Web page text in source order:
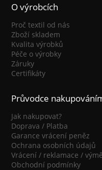
O výrobcích
Proč textil od nás
Zboží skladem
Kvalita výrobků
Péče o výrobky
Záruky
Certifikáty
Průvodce
Jak nakupovat?
Doprava / Platba
Garance vrácení peněz
Ochrana osobních údajů
Vrácení / reklamace /
Obchodní podmínky